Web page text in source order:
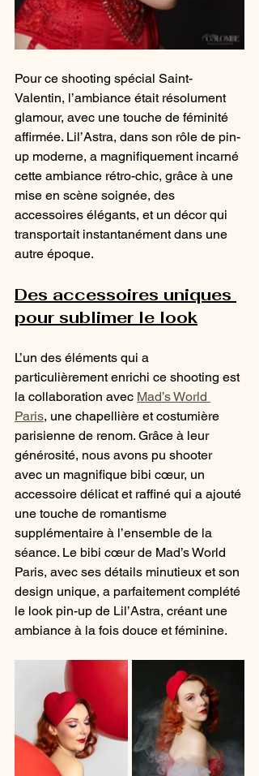
Pour ce shooting spécial Saint-
Valentin, l’ambiance était résolument
glamour, avec une touche de féminité
affirmée. Lil’Astra, dans son rôle de pin-
up moderne, a magnifiquement incarné
cette ambiance rétro-chic, grâce à une
mise en scène soignée, des
accessoires élégants, et un décor qui
transportait instantanément dans une
autre époque.
Des accessoires uniques
pour sublimer le look
L’un des éléments qui a
particulièrement enrichi ce shooting est
la collaboration avec Mad’s World
Paris, une chapellière et costumière
parisienne de renom. Grâce à leur
générosité, nous avons pu shooter
avec un magnifique bibi cœur, un
accessoire délicat et raffiné qui a ajouté
une touche de romantisme
supplémentaire à l’ensemble de la
séance. Le bibi cœur de Mad’s World
Paris, avec ses détails minutieux et son
design unique, a parfaitement complété
le look pin-up de Lil’Astra, créant une
ambiance à la fois douce et féminine.